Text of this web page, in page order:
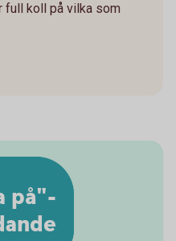
full koll på vilka som
på"-